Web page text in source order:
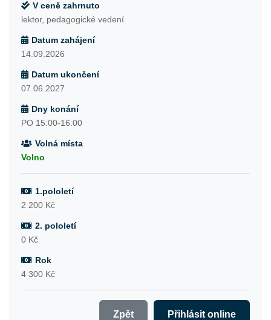
V ceně zahrnuto
lektor, pedagogické vedení
Datum zahájení
14.09.2026
Datum ukončení
07.06.2027
Dny konání
PO 15:00-16:00
Volná místa
Volno
1.pololetí
2 200 Kč
2. pololetí
0 Kč
Rok
4 300 Kč
Přihlásit online
Zpět